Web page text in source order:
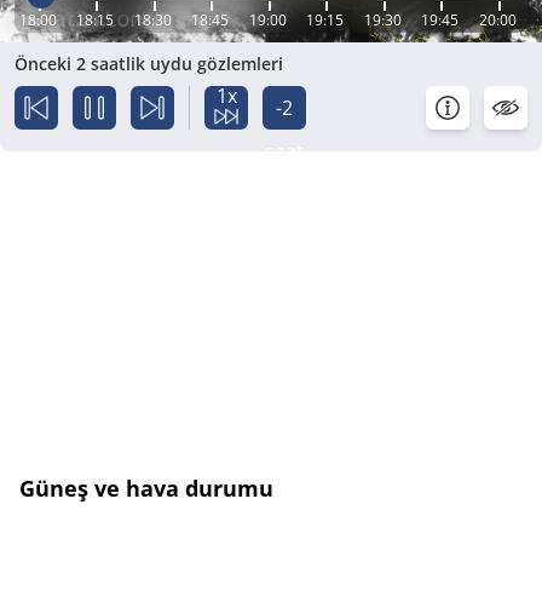
18:00 18:15 18:30 18:45 19:00 19:15 19:30 19:45 20:00
Önceki 2 saatlik uydu gözlemleri
1x
-2
Güneş ve hava durumu